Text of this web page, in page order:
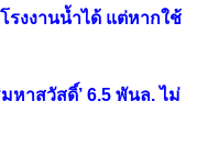
งงานน้ำได้ แต่หากใช้
หาสวัสดิ์’ 6.5 พันล. ไม่